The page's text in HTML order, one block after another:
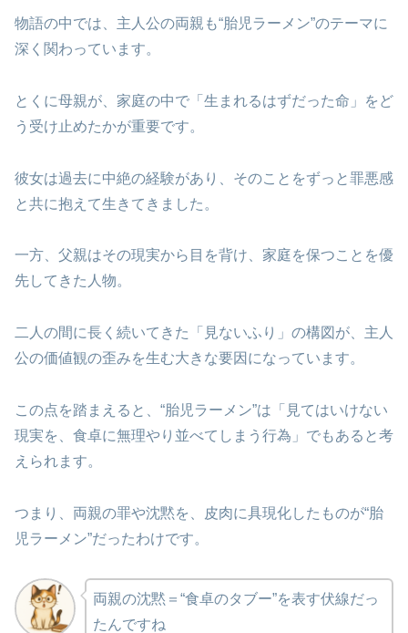
物語の中では、主人公の両親も“胎児ラーメン”のテーマに
深く関わっています。
とくに母親が、家庭の中で「生まれるはずだった命」をど
う受け止めたかが重要です。
彼女は過去に中絶の経験があり、そのことをずっと罪悪感
と共に抱えて生きてきました。
一方、父親はその現実から目を背け、家庭を保つことを優
先してきた人物。
二人の間に長く続いてきた「見ないふり」の構図が、主人
公の価値観の歪みを生む大きな要因になっています。
この点を踏まえると、“胎児ラーメン”は「見てはいけない
現実を、食卓に無理やり並べてしまう行為」でもあると考
えられます。
つまり、両親の罪や沈黙を、皮肉に具現化したものが“胎
児ラーメン”だったわけです。
両親の沈黙＝“食卓のタブー”を表す伏線だっ
たんですね